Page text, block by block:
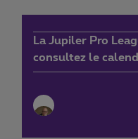
La Jupiler Pro
consultez le